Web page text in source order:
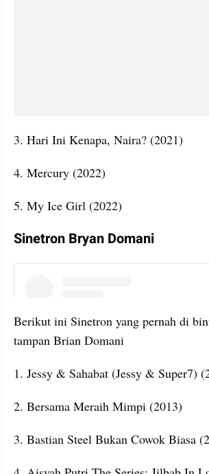
3. Hari Ini Kenapa, Naira? (2021)
4. Mercury (2022)
5. My Ice Girl (2022)
Sinetron Bryan Domani
Berikut ini Sinetron yang pernah di
tampan Brian Domani
1. Jessy & Sahabat (Jessy & Super7)
2. Bersama Meraih Mimpi (2013)
3. Bastian Steel Bukan Cowok Biasa